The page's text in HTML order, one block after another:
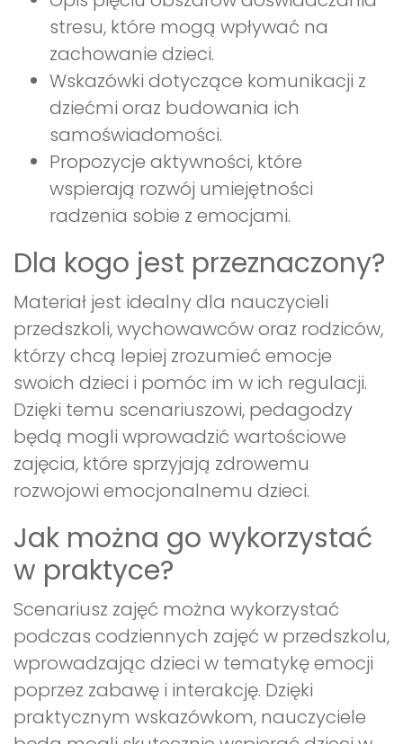
stresu, które mogą wpływać na
zachowanie dzieci.
Wskazówki dotyczące komunikacji z
dziećmi oraz budowania ich
samoświadomości.
Propozycje aktywności, które
wspierają rozwój umiejętności
radzenia sobie z emocjami.
Dla kogo jest przeznaczony?
Materiał jest idealny dla nauczycieli
przedszkoli, wychowawców oraz rodziców,
którzy chcą lepiej zrozumieć emocje
swoich dzieci i pomóc im w ich regulacji.
Dzięki temu scenariuszowi, pedagodzy
będą mogli wprowadzić wartościowe
zajęcia, które sprzyjają zdrowemu
rozwojowi emocjonalnemu dzieci.
Jak można go wykorzystać
w praktyce?
Scenariusz zajęć można wykorzystać
podczas codziennych zajęć w przedszkolu,
wprowadzając dzieci w tematykę emocji
poprzez zabawę i interakcję. Dzięki
praktycznym wskazówkom, nauczyciele